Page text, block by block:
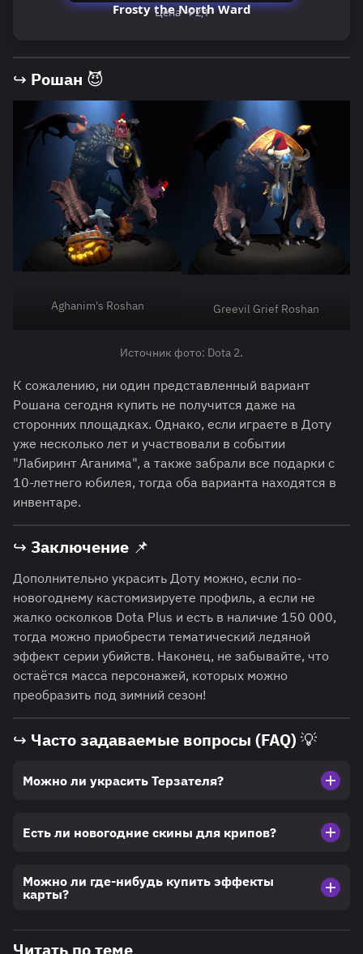
Frosty the North Ward
Цена ~₽2,1
↪ Рошан 😈
Aghanim's Roshan Greevil Grief Roshan
Источник фото: Dota 2.
К сожалению, ни один представленный вариант
Рошана сегодня купить не получится даже на
сторонних площадках. Однако, если играете в Доту
уже несколько лет и участвовали в событии
"Лабиринт Аганима", а также забрали все подарки с
10-летнего юбилея, тогда оба варианта находятся в
инвентаре.
↪ Заключение 📌
Дополнительно украсить Доту можно, если по-
новогоднему кастомизируете профиль, а если не
жалко осколков Dota Plus и есть в наличие 150 000,
тогда можно приобрести тематический ледяной
эффект серии убийств. Наконец, не забывайте, что
остаётся масса персонажей, которых можно
преобразить под зимний сезон!
↪ Часто задаваемые вопросы (FAQ) 💡
Можно ли украсить Терзателя?
Есть ли новогодние скины для крипов?
Можно ли где-нибудь купить эффекты
карты?
Читать по теме